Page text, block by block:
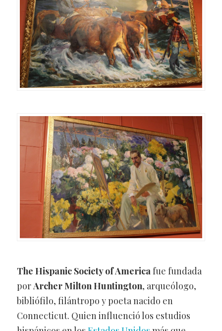
The Hispanic Society of America fue fundada
porArcher Milton Huntington, arqueólogo,
bibliófilo, filántropo y poeta nacido en
Connecticut. Quien influenció los estudios